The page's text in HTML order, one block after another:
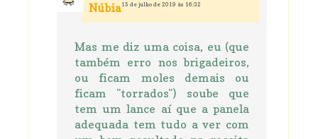
Núbia15 de julho de 2019 às 16:32
Mas me diz uma coisa, eu (que
também erro nos brigadeiros,
ou ficam moles demais ou
ficam "torrados") soube que
tem um lance aí que a panela
adequada tem tudo a ver com